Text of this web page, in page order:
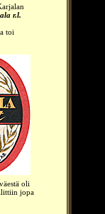
r.l.
toi
oli
jopa